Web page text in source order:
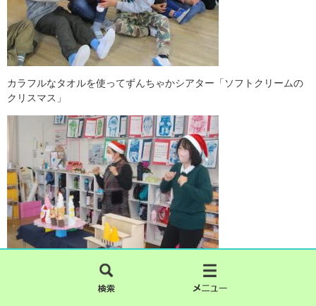
カラフルなタオルを使ってずんちゃかシアター「ソフトクリームの
クリスマス」
さあ、みんなで踊ろう！ジングルベルダンス。